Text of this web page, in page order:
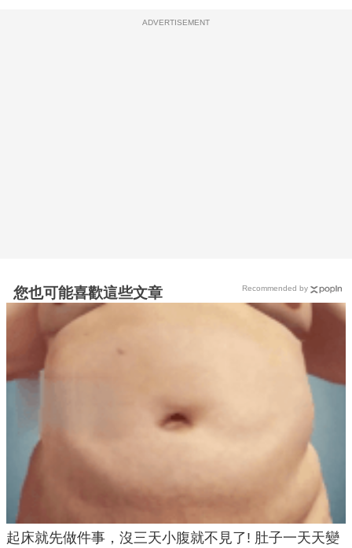
ADVERTISEMENT
您也可能喜歡這些文章
起床就先做件事，沒三天小腹就不見了! 肚子一天天變
Recommended by